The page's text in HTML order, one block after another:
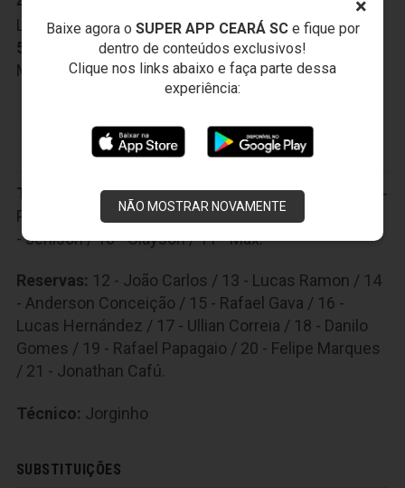
×
Baixe agora o SUPER APP CEARÁ SCe fique por
dentro de conteúdos exclusivos!
Clique nos links abaixo e faça parte dessa
experiência:
NÃO MOSTRAR NOVAMENTE
Luiz Otávio
52' (2º Tempo)
Messias
CUIABÁ ESPORTE CLUBE
Titulares:
1 - Walter / 2 - João Lucas / 3 Marllon / 4 -
Paulão / 5 Yuri / 6 - Uendel / 7 - Camilo / 8 - Pepê / 9
- Jenison / 10 - Clayson / 11 - Max.
Reservas: 12 - João Carlos / 13 - Lucas Ramon / 14
- Anderson Conceição / 15 - Rafael Gava / 16 -
Lucas Hernández / 17 - Ullian Correia / 18 - Danilo
Gomes / 19 - Rafael Papagaio / 20 - Felipe Marques
/ 21 - Jonathan Cafú.
Técnico: Jorginho
SUBSTITUIÇÕES